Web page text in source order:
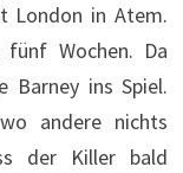
London in Atem.
Wochen. Da
Barney ins Spiel.
andere nichts
der Killer bald